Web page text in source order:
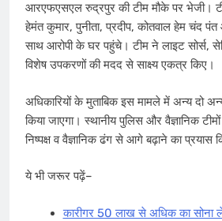
आरएफएसएल रुद्रपुर की टीम मौके पर भेजी।
हेमंत कुमार, पुनीता, प्रदीप, कोतवाल हेम चंद
साथ आरोपी के घर पहुंचे। टीम ने लाइट सोर्स,
विशेष उपकरणों की मदद से साक्ष्य एकत्र किए।
अधिकारियों के मुताबिक इस मामले में अन्य दो अन्य
किया जाएगा। स्थानीय पुलिस और वैज्ञानिक
निष्पक्ष व वैज्ञानिक ढंग से आगे बढ़ाने का प्रयास
ये भी जरूर पढ़ें–
कारीगर 50 लाख से अ​धिक का सोना